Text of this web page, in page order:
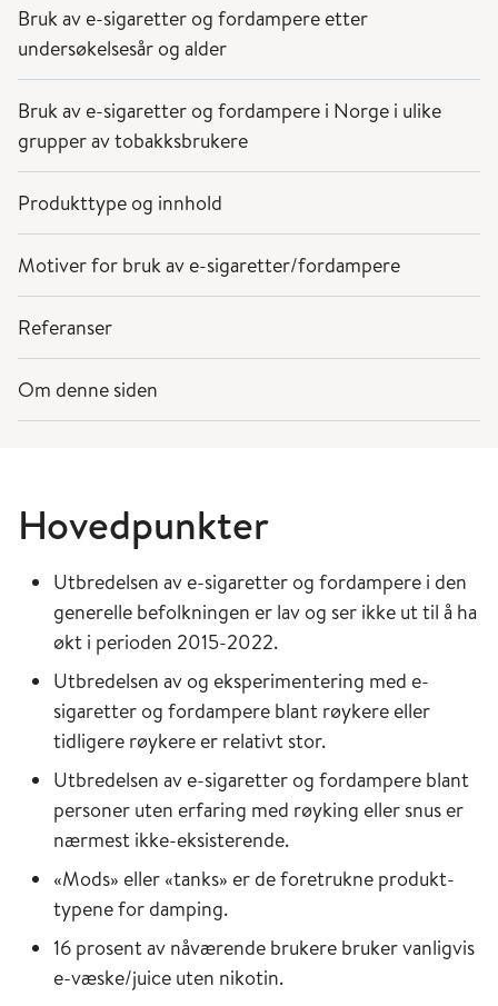
Bruk av e-sigaretter og fordampere etter
undersøkelsesår og alder
Bruk av e-sigaretter og fordampere i Norge i ulike
grupper av tobakksbrukere
Produkttype og innhold
Motiver for bruk av e-sigaretter/fordampere
Referanser
Om denne siden
Hovedpunkter
Utbredelsen av e-sigaretter og fordampere i den
generelle befolkningen er lav og ser ikke ut til å ha
økt i perioden 2015-2022.
Utbredelsen av og eksperimentering med e-
sigaretter og fordampere blant røykere eller
tidligere røykere er relativt stor.
Utbredelsen av e-sigaretter og fordampere blant
personer uten erfaring med røyking eller snus er
nærmest ikke-eksisterende.
«Mods» eller «tanks» er de foretrukne produkt-
typene for damping.
16 prosent av nåværende brukere bruker vanligvis
e-væske/juice uten nikotin.